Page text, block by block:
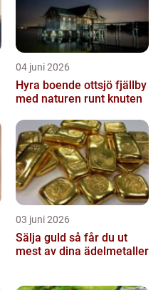
04 juni 2026
Hyra boende ottsjö fjällby
med naturen runt knuten
03 juni 2026
Sälja guld så får du ut
mest av dina ädelmetaller